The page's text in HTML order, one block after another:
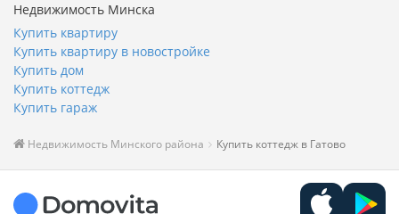
Недвижимость Минска
Купить квартиру
Купить квартиру в новостройке
Купить дом
Купить коттедж
Купить гараж
Недвижимость Минского района Купить коттедж в Гатово